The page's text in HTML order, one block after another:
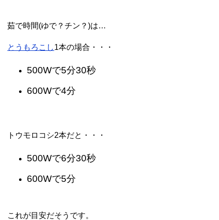
茹で時間(ゆで？チン？)は…
とうもろこし1本の場合・・・
500Wで5分30秒
600Wで4分
トウモロコシ2本だと・・・
500Wで6分30秒
600Wで5分
これが目安だそうです。